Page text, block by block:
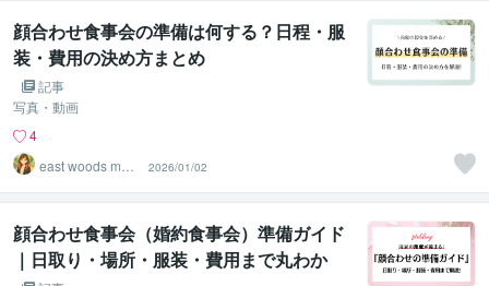
顔合わせ食事会の準備は何する？日程・服
装・費用の決め方まとめ
記事
写真・動画
4
east woods movi
2026/01/02
顔合わせ食事会（婚約食事会）準備ガイド
｜日取り・場所・服装・費用まで丸わか